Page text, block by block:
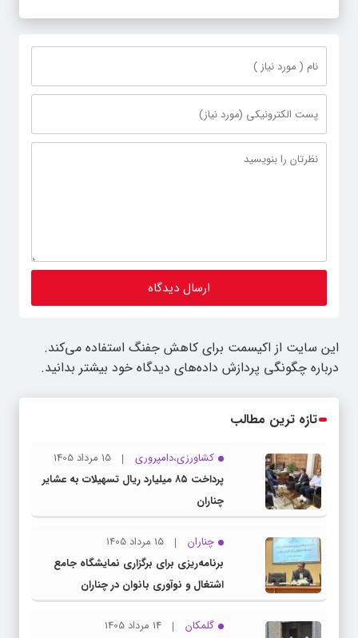
این سایت از اکیسمت برای کاهش جفنگ استفاده می‌کند.
درباره چگونگی پردازش داده‌های دیدگاه خود بیشتر بدانید.
تازه ترین مطالب
کشاورزی،دامپروری
15 مرداد 1405
پرداخت ۸۵ میلیارد ریال تسهیلات به عشایر
چناران
چناران
15 مرداد 1405
برنامه‌ریزی برای برگزاری نمایشگاه جامع
اشتغال و نوآوری بانوان در چناران
گلمکان
14 مرداد 1405